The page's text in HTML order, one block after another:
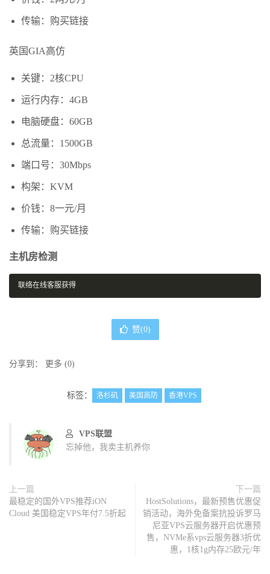
传输：购买链接
英国GIA高仿
关键：2核CPU
运行内存：4GB
电脑硬盘：60GB
总流量：1500GB
端口号：30Mbps
构架：KVM
价钱：8一元/月
传输：购买链接
主机房检测
联络在线客服获得
赞(0)
分享到： 更多 (0)
标签： 洛杉矶 美国高防 香港VPS
VPS联盟
忘掉他，我卖主机养你
上一篇
最稳定的国外VPS推荐iON
Cloud 美国稳定VPS年付7.5折起
下一篇
HostSolutions，最新预售优惠促
销活动，海外免备案抗投诉罗马
尼亚VPS云服务器开启优惠预
售，NVMe系vps云服务器3折优
惠，1核1g内存25欧元/年